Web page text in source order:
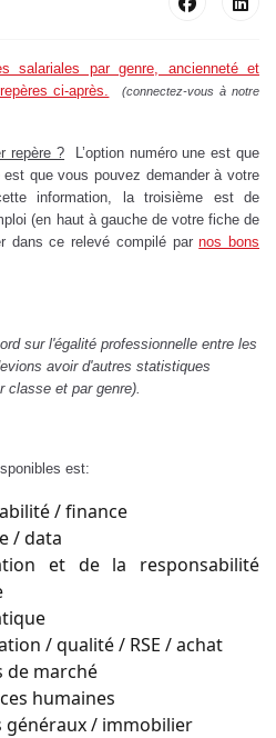
salariales par genre, ancienneté et
ci-après.
(connectez-vous à notre
repère ? L’option numéro une est que
que vous pouvez demander à votre
information, la troisième est de
(en haut à gauche de votre fiche de
dans ce relevé compilé parnos bons
sur l'égalité professionnelle entre les
avoir d'autres statistiques
classe et par genre).
est:
/ finance
/ data
et de la responsabilité
/ qualité / RSE / achat
de marché
humaines
généraux / immobilier